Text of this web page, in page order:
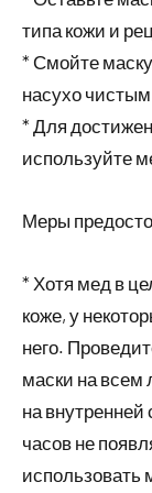
типа кожи и
* Смойте
насухо
* Для
используйте
Меры
* Хотя мед в
коже, у
него.
маски на всем
на внутренней
часов не
использовать